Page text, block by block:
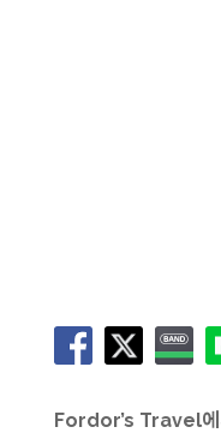
Fordor’s Travel에